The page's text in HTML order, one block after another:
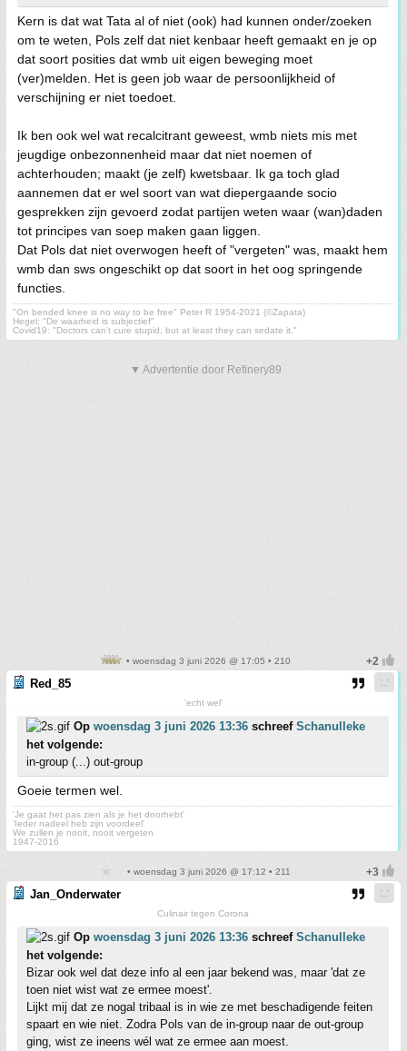
Kern is dat wat Tata al of niet (ook) had kunnen onder/zoeken
om te weten, Pols zelf dat niet kenbaar heeft gemaakt en je op
dat soort posities dat wmb uit eigen beweging moet
(ver)melden. Het is geen job waar de persoonlijkheid of
verschijning er niet toedoet.
Ik ben ook wel wat recalcitrant geweest, wmb niets mis met
jeugdige onbezonnenheid maar dat niet noemen of
achterhouden; maakt (je zelf) kwetsbaar. Ik ga toch glad
aannemen dat er wel soort van wat diepergaande socio
gesprekken zijn gevoerd zodat partijen weten waar (wan)daden
tot principes van soep maken gaan liggen.
Dat Pols dat niet overwogen heeft of "vergeten" was, maakt hem
wmb dan sws ongeschikt op dat soort in het oog springende
functies.
"On bended knee is no way to be free" Peter R 1954-2021 (©Zapata)
Hegel: "De waarheid is subjectief"
Covid19: "Doctors can’t cure stupid, but at least they can sedate it."
▼ Advertentie door Refinery89
• woensdag 3 juni 2026 @ 17:05 • 210
Red_85
'echt wel'
Op woensdag 3 juni 2026 13:36 schreef Schanulleke
het volgende:
in-group (...) out-group
Goeie termen wel.
'Je gaat het pas zien als je het doorhebt'
'Ieder nadeel heb zijn voordeel'
We zullen je nooit, nooit vergeten
1947-2016
• woensdag 3 juni 2026 @ 17:12 • 211
Jan_Onderwater
Culinair tegen Corona
Op woensdag 3 juni 2026 13:36 schreef Schanulleke
het volgende:
Bizar ook wel dat deze info al een jaar bekend was, maar 'dat ze
toen niet wist wat ze ermee moest'.
Lijkt mij dat ze nogal tribaal is in wie ze met beschadigende feiten
spaart en wie niet. Zodra Pols van de in-group naar de out-group
ging, wist ze ineens wél wat ze ermee aan moest.